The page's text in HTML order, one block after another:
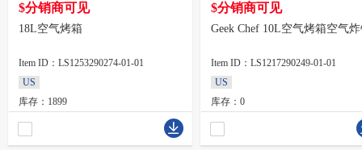
$分销商可见
18L空气烤箱
Item ID：LS1253290274-01-01
US
库存：1899
$分销商可见
Geek Chef 10L空气烤箱空气
Item ID：LS1217290249-01-01
US
库存：0